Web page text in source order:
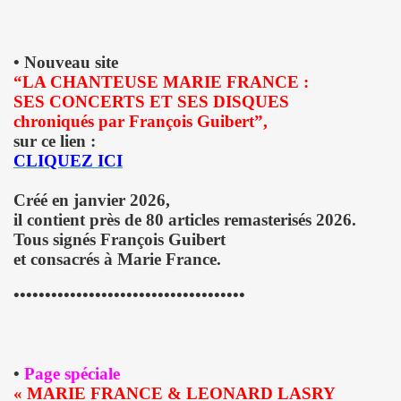
• Nouveau site
“LA CHANTEUSE MARIE FRANCE :
SES CONCERTS ET SES DISQUES
chroniqués par François Guibert”,
sur ce lien :
CLIQUEZ ICI
Créé en janvier 2026,
il contient près de 80 articles remasterisés 2026.
Tous signés François Guibert
et consacrés à Marie France.
•••••••••••••••••••••••••••••••••••••
• Page spéciale
« MARIE FRANCE & LEONARD LASRY
"THE NAMELESS SPECTACLE" (2011, avec
cinema speciale MARIE FRANCE (8 octobre 2011)
la 17e edition de "CHERIES-CHERIS" du 7 au 16
integral) de BIJOU SVP (PHILIPPE DAUGA) le 21
MIAM ET LES LOVED DRONES, JACQUES DUVALL,
au "Cafe-debat" autour de COPI le 2 avril 2011 au
en avant-premiere "LE BIJOU DE GAINSBOURG"